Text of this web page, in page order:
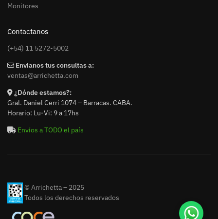
Monitores
Contactanos
(+54) 11 5272-5002
Envianos tus consultas a:
ventas@arrichetta.com
¿Dónde estamos?:
Gral. Daniel Cerri 1074 – Barracas. CABA.
Horario: Lu-Vi: 9 a 17hs
Envíos a TODO el país
© Arrichetta – 2025
Todos los derechos reservados